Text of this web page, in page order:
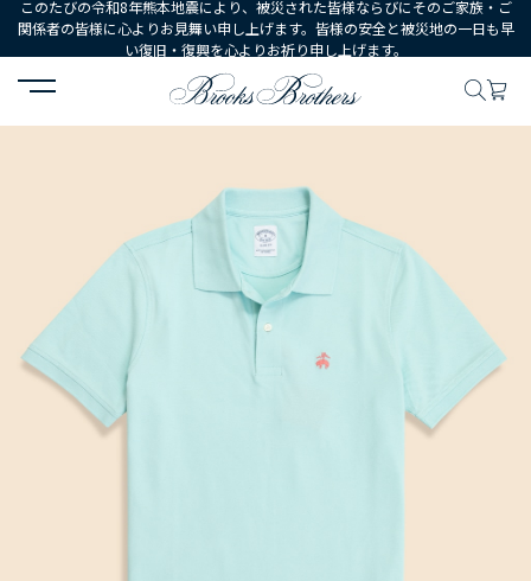
このたびの令和8年熊本地震により、被災された皆様ならびにそのご家族・ご
関係者の皆様に心よりお見舞い申し上げます。皆様の安全と被災地の一日も早
い復旧・復興を心よりお祈り申し上げます。
HOME ウェア トップス ポロシャツ・ラグビーシャツ